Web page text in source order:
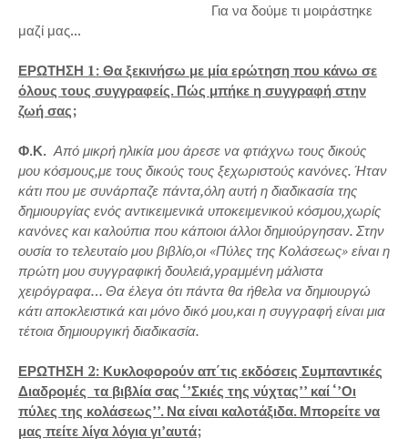
Για να δούμε τι μοιράστηκε
μαζί μας...
ΕΡΩΤΗΣΗ 1: Θα ξεκινήσω με μία ερώτηση που κάνω σε
όλους τους συγγραφείς. Πώς μπήκε η συγγραφή στην
ζωή σας;
Φ.Κ. Από μικρή ηλικία μου άρεσε να φτιάχνω τους δικούς
μου κόσμους,με τους δικούς τους ξεχωριστούς κανόνες. Ήταν
κάτι που με συνάρπαζε πάντα,όλη αυτή η διαδικασία της
δημιουργίας ενός αντικειμενικά υποκειμενικού κόσμου,χωρίς
κανόνες και καλούπια που κάποιοι άλλοι δημιούργησαν. Στην
ουσία το τελευταίο μου βιβλίο,οι «Πύλες της Κολάσεως» είναι η
πρώτη μου συγγραφική δουλειά,γραμμένη μάλιστα
χειρόγραφα… Θα έλεγα ότι πάντα θα ήθελα να δημιουργώ
κάτι αποκλειστικά και μόνο δικό μου,και η συγγραφή είναι μια
τέτοια δημιουργική διαδικασία.
ΕΡΩΤΗΣΗ 2: Κυκλοφορούν απ΄τις εκδόσεις Συμπαντικές
Διαδρομές τα βιβλία σας ‘’Σκιές της νύχτας’’ καί ‘’Οι
πύλες της κολάσεως’’. Να είναι καλοτάξιδα. Μπορείτε να
μας πείτε λίγα λόγια γι’αυτά;